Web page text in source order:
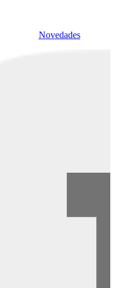
Novedades